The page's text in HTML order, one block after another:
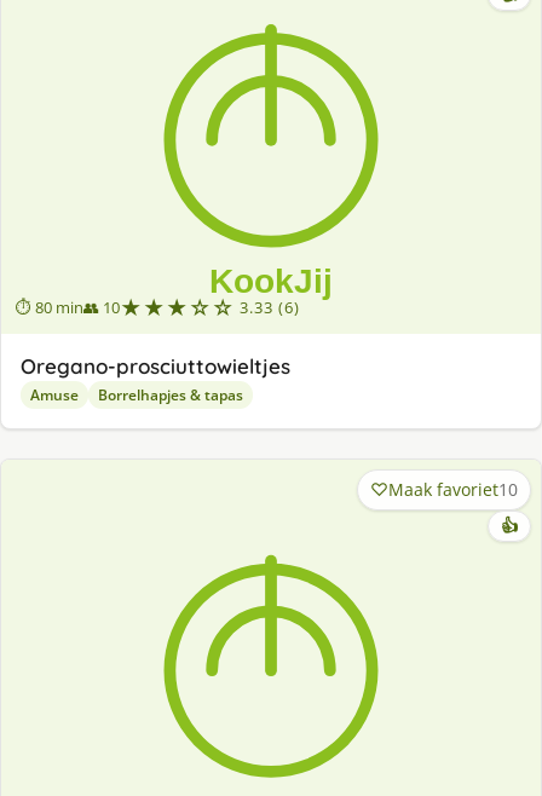
⏱ 80 min👥 10★★★☆☆ 3.33 (6)
Oregano-prosciuttowieltjes
Amuse Borrelhapjes & tapas
Maak favoriet10
👍